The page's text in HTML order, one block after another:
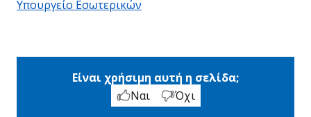
Υπουργείο Εσωτερικών
Είναι χρήσιμη αυτή η σελίδα;
Ναι
Όχι